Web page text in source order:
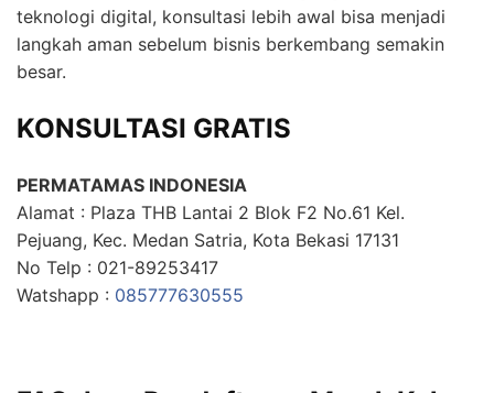
teknologi digital, konsultasi lebih awal bisa menjadi
langkah aman sebelum bisnis berkembang semakin
besar.
KONSULTASI GRATIS
PERMATAMAS INDONESIA
Alamat : Plaza THB Lantai 2 Blok F2 No.61 Kel.
Pejuang, Kec. Medan Satria, Kota Bekasi 17131
No Telp : 021-89253417
Watshapp : 085777630555